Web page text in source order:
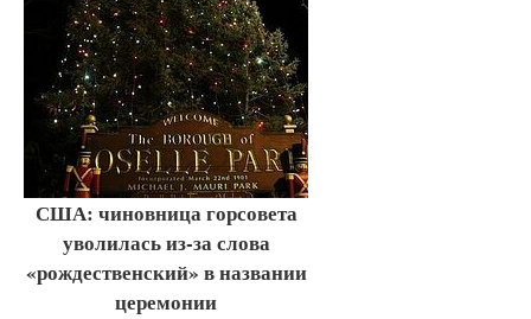
США: чиновница горсовета
уволилась из-за слова
«рождественский» в названии
церемонии